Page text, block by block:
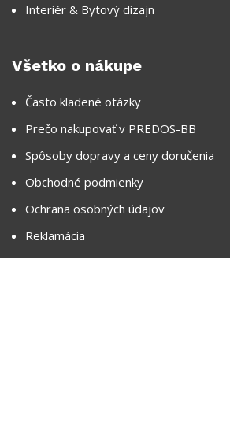
Interiér & Bytový dizajn
Všetko o nákupe
Často kladené otázky
Prečo nakupovať v PREDOS-BB
Spôsoby dopravy a ceny doručenia
Obchodné podmienky
Ochrana osobných údajov
Reklamácia
Ako nakupovať na splátky